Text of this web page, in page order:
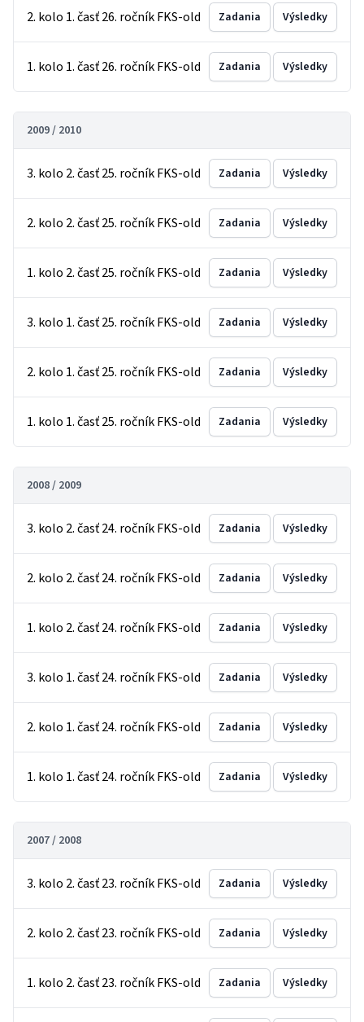
2. kolo 1. časť 26. ročník FKS-old Zadania Výsledky
1. kolo 1. časť 26. ročník FKS-old Zadania Výsledky
2009 / 2010
3. kolo 2. časť 25. ročník FKS-old Zadania Výsledky
2. kolo 2. časť 25. ročník FKS-old Zadania Výsledky
1. kolo 2. časť 25. ročník FKS-old Zadania Výsledky
3. kolo 1. časť 25. ročník FKS-old Zadania Výsledky
2. kolo 1. časť 25. ročník FKS-old Zadania Výsledky
1. kolo 1. časť 25. ročník FKS-old Zadania Výsledky
2008 / 2009
3. kolo 2. časť 24. ročník FKS-old Zadania Výsledky
2. kolo 2. časť 24. ročník FKS-old Zadania Výsledky
1. kolo 2. časť 24. ročník FKS-old Zadania Výsledky
3. kolo 1. časť 24. ročník FKS-old Zadania Výsledky
2. kolo 1. časť 24. ročník FKS-old Zadania Výsledky
1. kolo 1. časť 24. ročník FKS-old Zadania Výsledky
2007 / 2008
3. kolo 2. časť 23. ročník FKS-old Zadania Výsledky
2. kolo 2. časť 23. ročník FKS-old Zadania Výsledky
1. kolo 2. časť 23. ročník FKS-old Zadania Výsledky